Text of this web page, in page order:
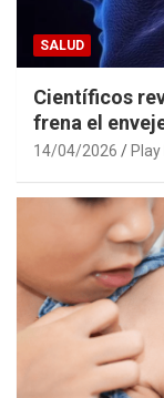
SALUD
Científicos
frena el
14/04/2026